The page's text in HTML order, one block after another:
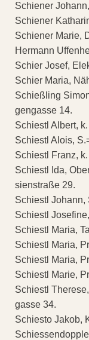
Schiener
Schiener
Schiener Marie,
Hermann
Schier Josef,
Schier Maria,
Schießling
gengasse 14.
Schiestl Albert,
Schiestl Alois,
Schiestl Franz,
Schiestl Ida,
sienstraße 29.
Schiestl Johann,
Schiestl
Schiestl Maria,
Schiestl Maria,
Schiestl Maria,
Schiestl Marie,
Schiestl
gasse 34.
Schiesto Jakob,